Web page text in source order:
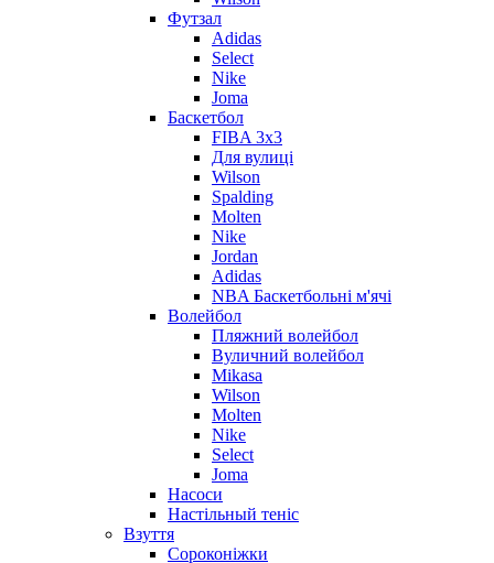
Футзал
Adidas
Select
Nike
Joma
Баскетбол
FIBA 3x3
Для вулиці
Wilson
Spalding
Molten
Nike
Jordan
Adidas
NBA Баскетбольні м'ячі
Волейбол
Пляжний волейбол
Вуличний волейбол
Mikasa
Wilson
Molten
Nike
Select
Joma
Насоси
Настільный теніс
Взуття
Сороконіжки